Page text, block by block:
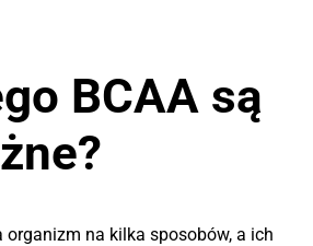
BCAA są
organizm na kilka sposobów, a ich